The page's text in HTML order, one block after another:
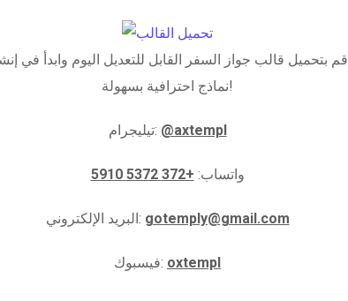
قم بتحميل قالب جواز السفر القابل للتعديل اليوم وابدأ في
نماذج احترافية بسهولة!
تيليجرام: @axtempl
واتساب: +372 5372 5910
البريد الإلكتروني: gotemply@gmail.com
فيسبوك: oxtempl